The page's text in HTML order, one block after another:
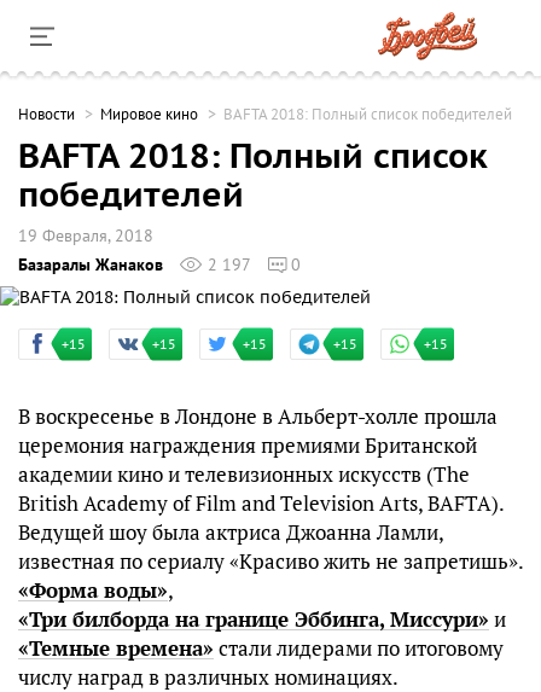
Новости Мировое кино BAFTA 2018: Полный список победителей
BAFTA 2018: Полный список
победителей
19 Февраля, 2018
Базаралы Жанаков
2 197 0
+15 +15 +15 +15 +15
В воскресенье в Лондоне в Альберт-холле прошла
церемония награждения премиями Британской
академии кино и телевизионных искусств (The
British Academy of Film and Television Arts, BAFTA).
Ведущей шоу была актриса Джоанна Ламли,
известная по сериалу «Красиво жить не запретишь».
«Форма воды»,
«Три билборда на границе Эббинга, Миссури» и
«Темные времена» стали лидерами по итоговому
числу наград в различных номинациях.